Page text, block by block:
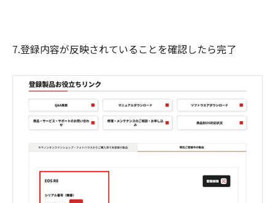
7.登録内容が反映されていることを確認したら完了